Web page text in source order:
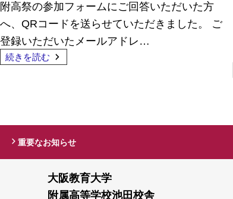
附高祭の参加フォームにご回答いただいた方
へ、QRコードを送らせていただきました。 ご
登録いただいたメールアドレ…
続きを読む
重要なお知らせ
大阪教育大学
附属高等学校池田校舎